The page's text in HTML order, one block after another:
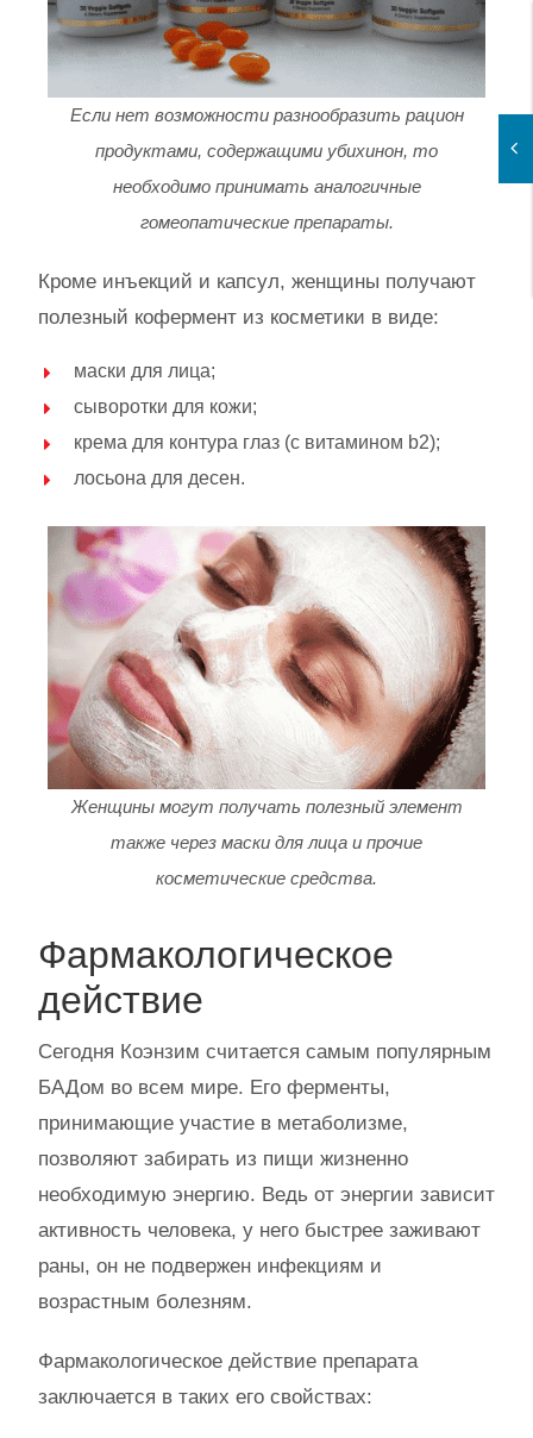
Если нет возможности разнообразить рацион
продуктами, содержащими убихинон, то
необходимо принимать аналогичные
гомеопатические препараты.
Кроме инъекций и капсул, женщины получают
полезный кофермент из косметики в виде:
маски для лица;
сыворотки для кожи;
крема для контура глаз (с витамином b2);
лосьона для десен.
Женщины могут получать полезный элемент
также через маски для лица и прочие
косметические средства.
Фармакологическое
действие
Сегодня Коэнзим считается самым популярным
БАДом во всем мире. Его ферменты,
принимающие участие в метаболизме,
позволяют забирать из пищи жизненно
необходимую энергию. Ведь от энергии зависит
активность человека, у него быстрее заживают
раны, он не подвержен инфекциям и
возрастным болезням.
Фармакологическое действие препарата
заключается в таких его свойствах: